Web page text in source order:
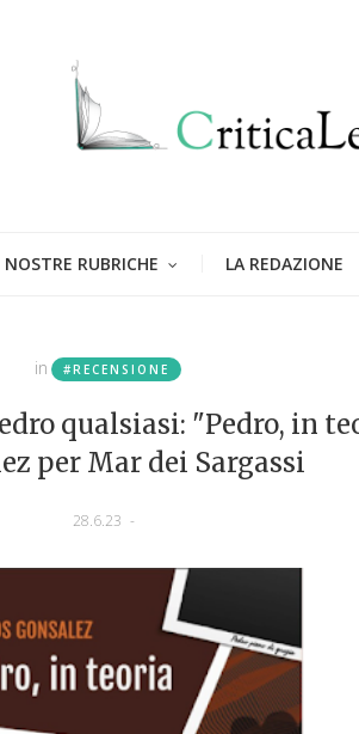
NOSTRE RUBRICHE LA REDAZIONE
in #RECENSIONE
qualsiasi: "Pedro, in
per Mar dei Sargassi
28.6.23 -